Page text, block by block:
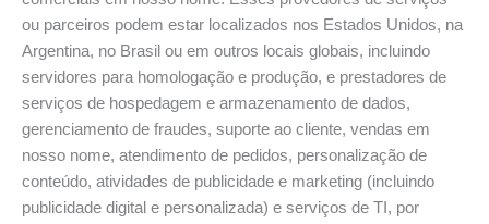
ou parceiros podem estar localizados nos Estados Unidos, na
Argentina, no Brasil ou em outros locais globais, incluindo
servidores para homologação e produção, e prestadores de
serviços de hospedagem e armazenamento de dados,
gerenciamento de fraudes, suporte ao cliente, vendas em
nosso nome, atendimento de pedidos, personalização de
conteúdo, atividades de publicidade e marketing (incluindo
publicidade digital e personalizada) e serviços de TI, por